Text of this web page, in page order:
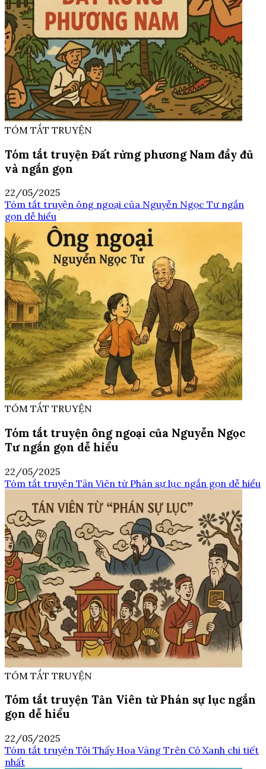
TÓM TẮT TRUYỆN
Tóm tắt truyện Đất rừng phương Nam đầy đủ
và ngắn gọn
22/05/2025
Tóm tắt truyện ông ngoại của Nguyễn Ngọc Tư ngắn
gọn dễ hiểu
TÓM TẮT TRUYỆN
Tóm tắt truyện ông ngoại của Nguyễn Ngọc
Tư ngắn gọn dễ hiểu
22/05/2025
Tóm tắt truyện Tản Viên từ Phán sự lục ngắn gọn dễ hiểu
TÓM TẮT TRUYỆN
Tóm tắt truyện Tản Viên từ Phán sự lục ngắn
gọn dễ hiểu
22/05/2025
Tóm tắt truyện Tôi Thấy Hoa Vàng Trên Cỏ Xanh chi tiết
nhất